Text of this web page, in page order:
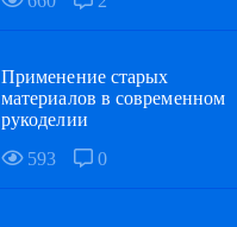
Применение старых
материалов в современном
рукоделии
593
0